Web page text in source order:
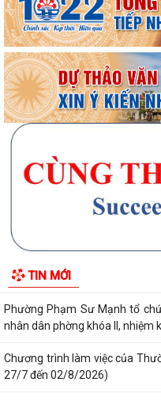
TIN MỚI
Chương trình làm việc tuần 32
Mạnh
Chương trình làm việc của
03/8 đến 09/8/2026)
Phường Phạm Sư Mạnh tổ
định ủy viên Ban chấp hành
Thành phố Hải Phòng tổ chức
tuyến toàn quốc nghiên cứu, học
Phường Phạm Sư Mạnh tổ
nhân dân phờng khóa II, nhiệm
Chương trình làm việc của
27/7 đến 02/8/2026)